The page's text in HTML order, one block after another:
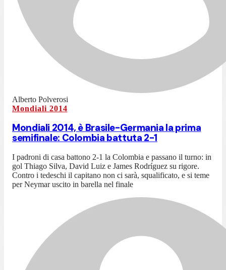
Alberto Polverosi
Mondiali 2014
Mondiali 2014, è Brasile-Germania la prima
semifinale: Colombia battuta 2-1
I padroni di casa battono 2-1 la Colombia e passano il turno: in
gol Thiago Silva, David Luiz e James Rodríguez su rigore.
Contro i tedeschi il capitano non ci sarà, squalificato, e si teme
per Neymar uscito in barella nel finale